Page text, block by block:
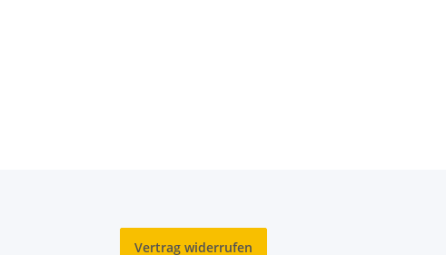
Vertrag widerrufen